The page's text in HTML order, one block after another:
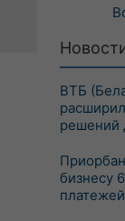
ВТБ
решений
бизнесу